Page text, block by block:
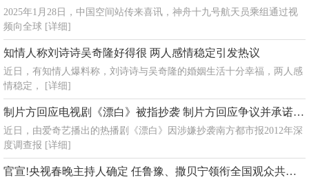
2025年1月28日，中国空间站传来喜讯，神舟十九号航天员乘组通过视
频向全球 [详细]
知情人称刘诗诗吴奇隆好得很 两人感情稳定引发热议
近日，有知情人爆料称，刘诗诗与吴奇隆的婚姻生活十分幸福，两人感
情稳定，
[详细]
制片方回应电视剧《漂白》被指抄袭 制片方回应争议并承诺积极处理
近日，由爱奇艺播出的热播剧《漂白》因涉嫌抄袭南方都市报2012年深
度调查报 [详细]
官宣!央视春晚主持人确定 任鲁豫、撒贝宁领衔全国观众共迎新春